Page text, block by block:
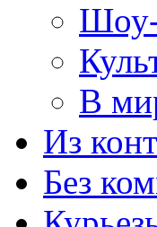
Шоу-
В
Из
Без